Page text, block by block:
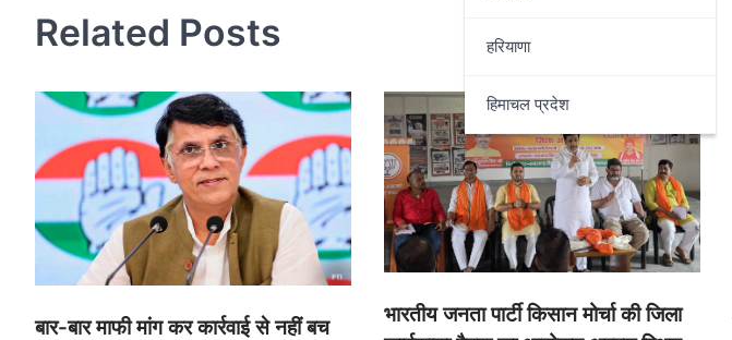
हरियाणा
हिमाचल प्रदेश
Related Posts
बार-बार माफी मांग कर कार्रवाई से नहीं बच
भारतीय जनता पार्टी किसान मोर्चा की जिला